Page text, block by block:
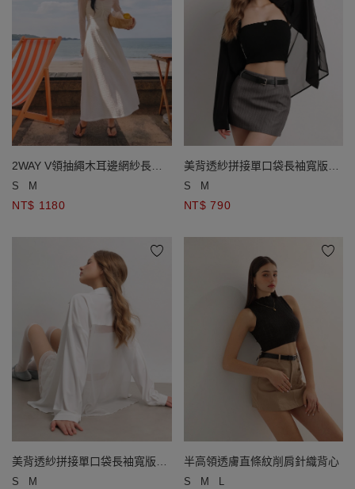
2WAY V領抽繩木耳邊網紗長袖
罩衫後鏤空細肩帶長洋裝套裝
S M
NT$ 1180
美背透紗拼接單口袋長袖寬版襯
衫
S M
NT$ 790
美背透紗拼接單口袋長袖寬版襯
衫
S M
半高領透膚直條紋削肩針織背心
S M